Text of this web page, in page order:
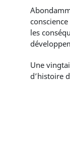
les
Une
d’histoire